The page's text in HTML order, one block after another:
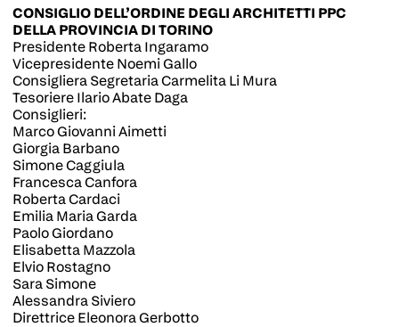
CONSIGLIO DELL’ORDINE DEGLI ARCHITETTI PPC
DELLA PROVINCIA DI TORINO
Presidente Roberta Ingaramo
Vicepresidente Noemi Gallo
Consigliera Segretaria Carmelita Li Mura
Tesoriere Ilario Abate Daga
Consiglieri:
Marco Giovanni Aimetti
Giorgia Barbano
Simone Caggiula
Francesca Canfora
Roberta Cardaci
Emilia Maria Garda
Paolo Giordano
Elisabetta Mazzola
Elvio Rostagno
Sara Simone
Alessandra Siviero
Direttrice Eleonora Gerbotto